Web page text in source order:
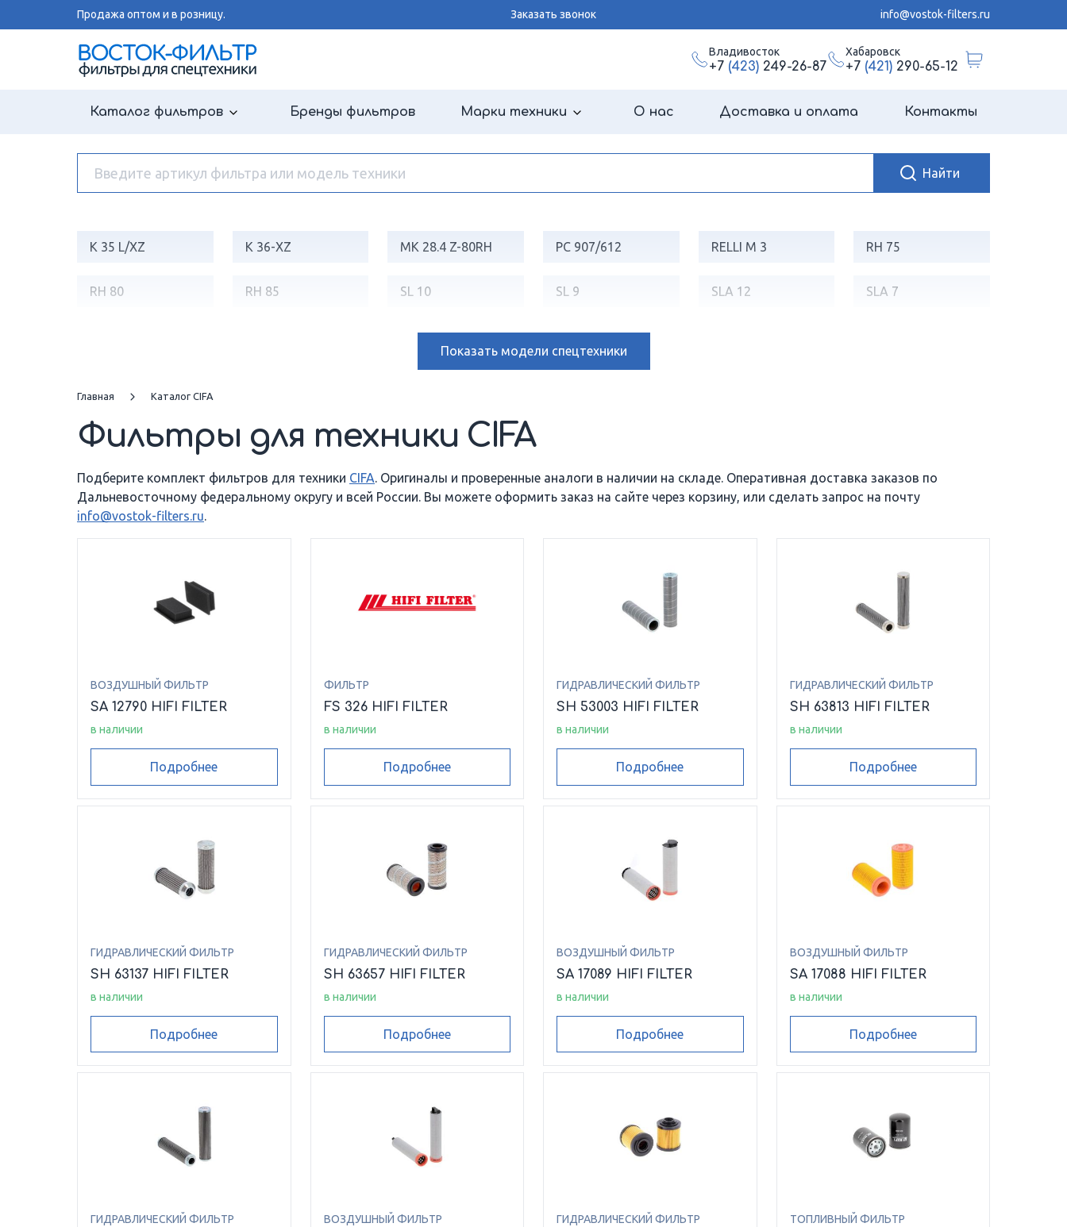
Продажа оптом и в розницу. Заказать звонок info@vostok-filters.ru
Владивосток
+7 (423)249-26-87
Хабаровск
+7 (421)290-65-12
Каталог фильтров Бренды фильтров Марки техники О нас Доставка и оплата Контакты
K 35 L/XZ K 36-XZ MK 28.4 Z-80RH PC 907/612 RELLI M 3 RH 75
RH 80 RH 85 SL 10 SL 9 SLA 12 SLA 7
Показатьмодели спецтехники
Главная Каталог CIFA
Фильтры для техники CIFA
Подберите комплект фильтров для техники CIFA. Оригиналы и проверенные аналоги в наличии на складе. Оперативная доставка заказов по
Дальневосточному федеральному округу и всей России. Вы можете оформить заказ на сайте через корзину, или сделать запрос на почту
info@vostok-filters.ru.
ВОЗДУШНЫЙ ФИЛЬТР
SA 12790 HIFI FILTER
в наличии
Подробнее
ФИЛЬТР
FS 326 HIFI FILTER
в наличии
Подробнее
ГИДРАВЛИЧЕСКИЙ ФИЛЬТР
SH 53003 HIFI FILTER
в наличии
Подробнее
ГИДРАВЛИЧЕСКИЙ ФИЛЬТР
SH 63813 HIFI FILTER
в наличии
Подробнее
ГИДРАВЛИЧЕСКИЙ ФИЛЬТР
SH 63137 HIFI FILTER
в наличии
Подробнее
ГИДРАВЛИЧЕСКИЙ ФИЛЬТР
SH 63657 HIFI FILTER
в наличии
Подробнее
ВОЗДУШНЫЙ ФИЛЬТР
SA 17089 HIFI FILTER
в наличии
Подробнее
ВОЗДУШНЫЙ ФИЛЬТР
SA 17088 HIFI FILTER
в наличии
Подробнее
ГИДРАВЛИЧЕСКИЙ ФИЛЬТР ВОЗДУШНЫЙ ФИЛЬТР ГИДРАВЛИЧЕСКИЙ ФИЛЬТР ТОПЛИВНЫЙ ФИЛЬТР